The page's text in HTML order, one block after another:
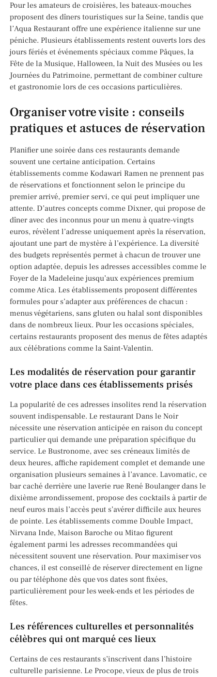
Pour les amateurs de croisières, les bateaux-mouches
proposent des dîners touristiques sur la Seine, tandis que
l’Aqua Restaurant offre une expérience italienne sur une
péniche. Plusieurs établissements restent ouverts lors des
jours fériés et événements spéciaux comme Pâques, la
Fête de la Musique, Halloween, la Nuit des Musées ou les
Journées du Patrimoine, permettant de combiner culture
et gastronomie lors de ces occasions particulières.
Organiser votre visite : conseils
pratiques et astuces de réservation
Planifier une soirée dans ces restaurants demande
souvent une certaine anticipation. Certains
établissements comme Kodawari Ramen ne prennent pas
de réservations et fonctionnent selon le principe du
premier arrivé, premier servi, ce qui peut impliquer une
attente. D’autres concepts comme Dixner, qui propose de
dîner avec des inconnus pour un menu à quatre-vingts
euros, révèlent l’adresse uniquement après la réservation,
ajoutant une part de mystère à l’expérience. La diversité
des budgets représentés permet à chacun de trouver une
option adaptée, depuis les adresses accessibles comme le
Foyer de la Madeleine jusqu’aux expériences premium
comme Atica. Les établissements proposent différentes
formules pour s’adapter aux préférences de chacun :
menus végétariens, sans gluten ou halal sont disponibles
dans de nombreux lieux. Pour les occasions spéciales,
certains restaurants proposent des menus de fêtes adaptés
aux célébrations comme la Saint-Valentin.
Les modalités de réservation pour garantir
votre place dans ces établissements prisés
La popularité de ces adresses insolites rend la réservation
souvent indispensable. Le restaurant Dans le Noir
nécessite une réservation anticipée en raison du concept
particulier qui demande une préparation spécifique du
service. Le Bustronome, avec ses créneaux limités de
deux heures, affiche rapidement complet et demande une
organisation plusieurs semaines à l’avance. Lavomatic, ce
bar caché derrière une laverie rue René Boulanger dans le
dixième arrondissement, propose des cocktails à partir de
neuf euros mais l’accès peut s’avérer difficile aux heures
de pointe. Les établissements comme Double Impact,
Nirvana Inde, Maison Baroche ou Mitao figurent
également parmi les adresses recommandées qui
nécessitent souvent une réservation. Pour maximiser vos
chances, il est conseillé de réserver directement en ligne
ou par téléphone dès que vos dates sont fixées,
particulièrement pour les week-ends et les périodes de
fêtes.
Les références culturelles et personnalités
célèbres qui ont marqué ces lieux
Certains de ces restaurants s’inscrivent dans l’histoire
culturelle parisienne. Le Procope, vieux de plus de trois